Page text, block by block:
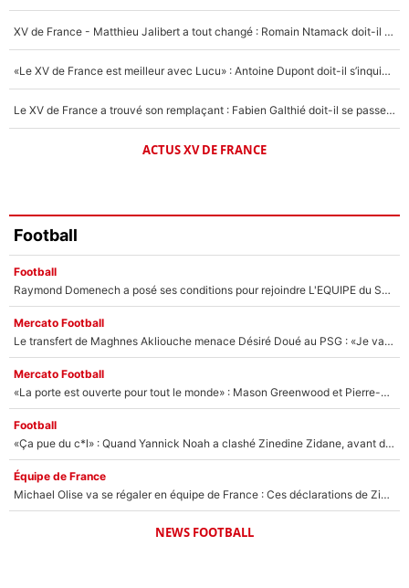
XV de France - Matthieu Jalibert a tout changé : Romain Ntamack doit-il s’inquiéter pour sa place à un an de la Coupe du monde ?
«Le XV de France est meilleur avec Lucu» : Antoine Dupont doit-il s’inquiéter pour sa place ?
Le XV de France a trouvé son remplaçant : Fabien Galthié doit-il se passer d'Antoine Dupont ?
ACTUS XV DE FRANCE
Football
Football
Raymond Domenech a posé ses conditions pour rejoindre L'EQUIPE du Soir : Il refuse de faire l'émission avec un autre chroniqueur !
Mercato Football
Le transfert de Maghnes Akliouche menace Désiré Doué au PSG : «Je valide à 200%»
Mercato Football
«La porte est ouverte pour tout le monde» : Mason Greenwood et Pierre-Emerick Aubameyang ont quitté l'OM, Amine Gouiri balance sur la suite du mercato et sur la réaction du vestiaire !
Football
«Ça pue du c*l» : Quand Yannick Noah a clashé Zinedine Zidane, avant de se faire recadrer par le nouveau sélectionneur de l'équipe de France !
Équipe de France
Michael Olise va se régaler en équipe de France : Ces déclarations de Zinedine Zidane qui prouvent qu'il va tout miser sur la star du Bayern Munich !
NEWS FOOTBALL